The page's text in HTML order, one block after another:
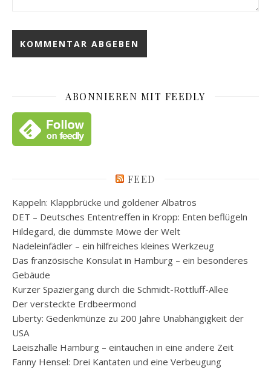
ABONNIEREN MIT FEEDLY
FEED
Kappeln: Klappbrücke und goldener Albatros
DET – Deutsches Ententreffen in Kropp: Enten beflügeln
Hildegard, die dümmste Möwe der Welt
Nadeleinfädler – ein hilfreiches kleines Werkzeug
Das französische Konsulat in Hamburg – ein besonderes
Gebäude
Kurzer Spaziergang durch die Schmidt-Rottluff-Allee
Der versteckte Erdbeermond
Liberty: Gedenkmünze zu 200 Jahre Unabhängigkeit der
USA
Laeiszhalle Hamburg – eintauchen in eine andere Zeit
Fanny Hensel: Drei Kantaten und eine Verbeugung